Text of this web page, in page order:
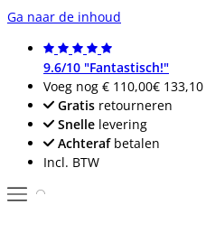
Ga naar de inhoud
9.6/10 "Fantastisch!"
Voeg nog € 110,00€ 133,10
Gratis retourneren
Snelle levering
Achterafbetalen
Incl. BTW